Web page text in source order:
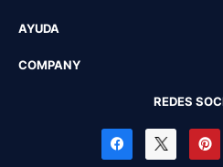
AYUDA
COMPANY
REDES